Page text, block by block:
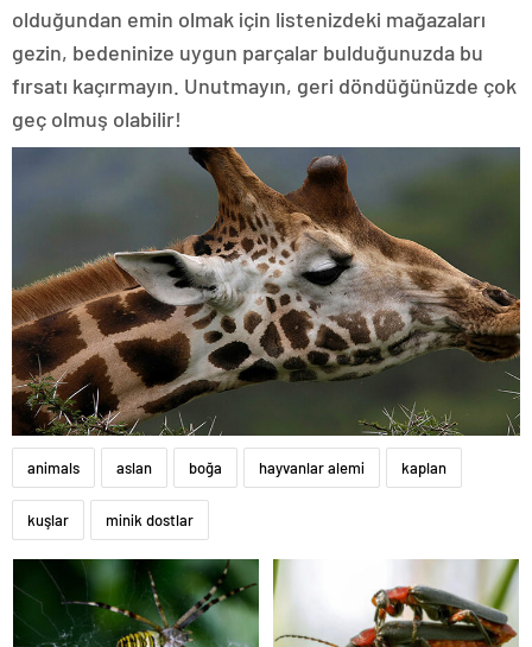
olduğundan emin olmak için listenizdeki mağazaları
gezin, bedeninize uygun parçalar bulduğunuzda bu
fırsatı kaçırmayın. Unutmayın, geri döndüğünüzde çok
geç olmuş olabilir!
animals aslan boğa hayvanlar alemi kaplan
kuşlar minik dostlar